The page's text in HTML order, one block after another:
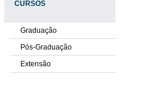
CURSOS
Graduação
Pós-Graduação
Extensão